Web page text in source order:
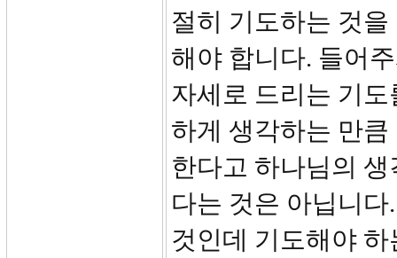
절히 기도하는 것
해야 합니다. 들어
자세로 드리는 기
하게 생각하는 만
한다고 하나님의
다는 것은 아닙니
것인데 기도해야